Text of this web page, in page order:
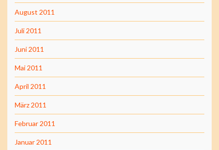
August 2011
Juli 2011
Juni 2011
Mai 2011
April 2011
März 2011
Februar 2011
Januar 2011